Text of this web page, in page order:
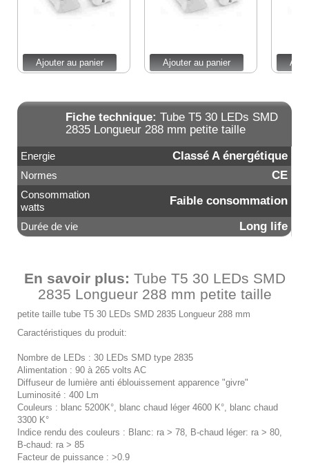
Ajouter au panier Ajouter au panier
Fiche technique: Tube T5 30 LEDs SMD
2835 Longueur 288 mm petite taille
Energie Classé A énergétique
Normes CE
Consommation
watts
Faible consommation
Durée de vie Long life
En savoir plus: Tube T5 30 LEDs SMD
2835 Longueur 288 mm petite taille
petite taille tube T5 30 LEDs SMD 2835 Longueur 288 mm
Caractéristiques du produit:
Nombre de LEDs : 30 LEDs SMD type 2835
Alimentation : 90 à 265 volts AC
Diffuseur de lumière anti éblouissement apparence "givre"
Luminosité : 400 Lm
Couleurs : blanc 5200K°, blanc chaud léger 4600 K°, blanc chaud
3300 K°
Indice rendu des couleurs : Blanc: ra > 78, B-chaud léger: ra > 80,
B-chaud: ra > 85
Facteur de puissance : >0.9